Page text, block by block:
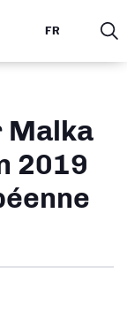
FR
Malka
2019